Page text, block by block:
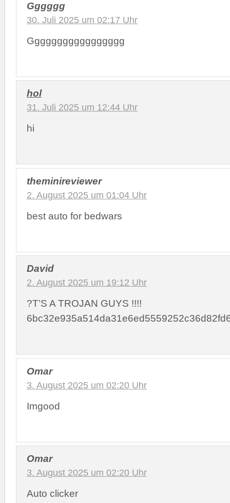
Gggggg
30. Juli 2025 um 02:17 Uhr
Ggggggggggggggggg
hol
31. Juli 2025 um 12:44 Uhr
hi
theminireviewer
2. August 2025 um 01:04 Uhr
best auto for bedwars
David
2. August 2025 um 19:12 Uhr
?T’S A TROJAN GUYS !!!!
Omar
3. August 2025 um 02:20 Uhr
Imgood
Omar
3. August 2025 um 02:20 Uhr
Auto clicker